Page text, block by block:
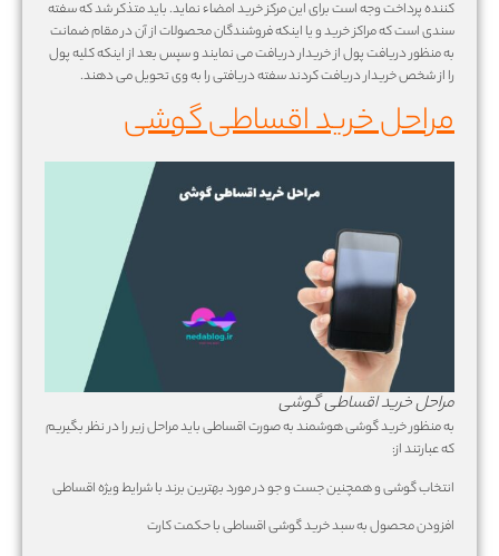
کننده پرداخت وجه است برای این مرکز خرید امضاء نماید. باید متذکر شد که سفته
سندی است که مراکز خرید و یا اینکه فروشندگان محصولات از آن در مقام ضمانت
به منظور دریافت پول از خریدار دریافت می نمایند و سپس بعد از اینکه کلیه پول
را از شخص خریدار دریافت کردند سفته دریافتی را به وی تحویل می دهند.
مراحل خرید اقساطی گوشی
مراحل خرید اقساطی گوشی
به منظور خرید گوشی هوشمند به صورت اقساطی باید مراحل زیر را در نظر بگیریم
که عبارتند از:
انتخاب گوشی و همچنین جست و جو در مورد بهترین برند با شرایط ویژه اقساطی
افزودن محصول به سبد خرید گوشی اقساطی با حکمت کارت